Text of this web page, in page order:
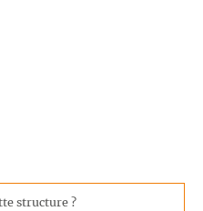
structure ?